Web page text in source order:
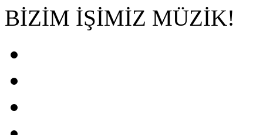
BİZİM İŞİMİZ MÜZİK!